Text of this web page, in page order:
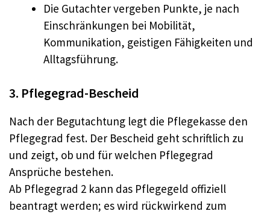
Die Gutachter vergeben Punkte, je nach
Einschränkungen bei Mobilität,
Kommunikation, geistigen Fähigkeiten und
Alltagsführung.
3. Pflegegrad-Bescheid
Nach der Begutachtung legt die Pflegekasse den
Pflegegrad fest. Der Bescheid geht schriftlich zu
und zeigt, ob und für welchen Pflegegrad
Ansprüche bestehen.
Ab Pflegegrad 2 kann das Pflegegeld offiziell
beantragt werden; es wird rückwirkend zum